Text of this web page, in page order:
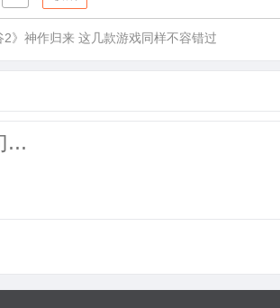
2》神作归来 这几款游戏同样不容错过